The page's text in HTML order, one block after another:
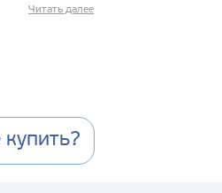
Читать далее
купить?